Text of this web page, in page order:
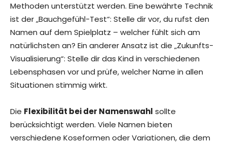
Methoden unterstützt werden. Eine bewährte Technik
ist der „Bauchgefühl-Test“: Stelle dir vor, du rufst den
Namen auf dem Spielplatz – welcher fühlt sich am
natürlichsten an? Ein anderer Ansatz ist die „Zukunfts-
Visualisierung“: Stelle dir das Kind in verschiedenen
Lebensphasen vor und prüfe, welcher Name in allen
Situationen stimmig wirkt.
Die Flexibilität bei der Namenswahl sollte
berücksichtigt werden. Viele Namen bieten
verschiedene Koseformen oder Variationen, die dem